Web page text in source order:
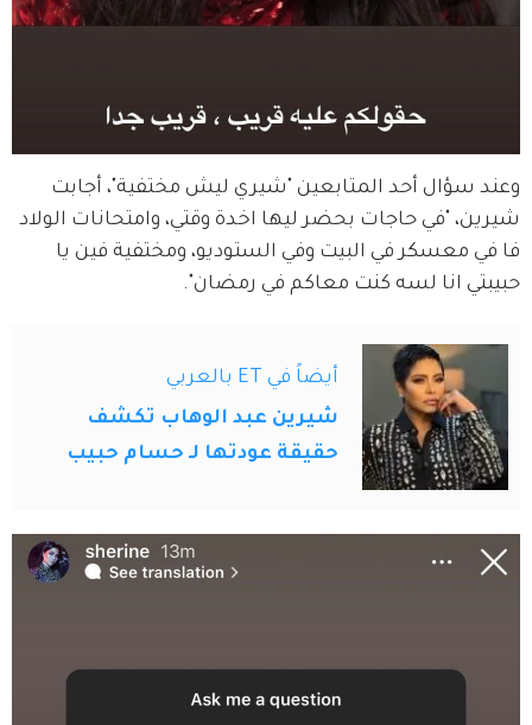
وعند سؤال أحد المتابعين "شيري ليش مختفية"، أجابت
شيرين، "في حاجات بحضر ليها اخدة وقتي، وامتحانات الولاد
فا في معسكر في البيت وفي الستوديو، ومختفية فين يا
حبيبتي انا لسه كنت معاكم في رمضان".
أيضاً في ET بالعربي
شيرين عبد الوهاب تكشف
حقيقة عودتها لـ حسام حبيب